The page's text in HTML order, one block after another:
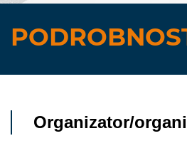
Organizator/